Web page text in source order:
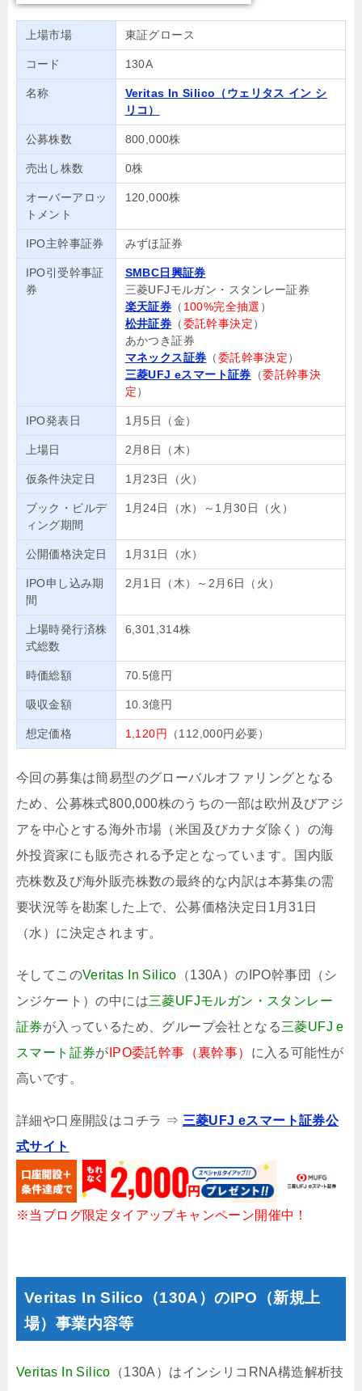
上場市場 東証グロース
コード 130A
名称
Veritas In Silico（ウェリタス イン シ
リコ）
公募株数 800,000株
売出し株数 0株
オーバーアロッ
トメント
120,000株
IPO主幹事証券 みずほ証券
IPO引受幹事証
券
SMBC日興証券
三菱UFJモルガン・スタンレー証券
楽天証券 （ 100%完全抽選 ）
松井証券 （委託幹事決定）
あかつき証券
マネックス証券 （委託幹事決定）
三菱UFJ eスマート証券 （委託幹事決
定）
IPO発表日 1月5日（金）
上場日 2月8日（木）
仮条件決定日 1月23日（火）
ブック・ビルデ
ィング期間
1月24日（水）～1月30日（火）
公開価格決定日 1月31日（水）
IPO申し込み期
間
2月1日（木）～2月6日（火）
上場時発行済株
式総数
6,301,314株
時価総額 70.5億円
吸収金額 10.3億円
想定価格 1,120円 （112,000円必要）
今回の募集は簡易型のグローバルオファリングとなる
ため、公募株式800,000株のうちの一部は欧州及びアジ
アを中心とする海外市場（米国及びカナダ除く）の海
外投資家にも販売される予定となっています。国内販
売株数及び海外販売株数の最終的な内訳は本募集の需
要状況等を勘案した上で、公募価格決定日1月31日
（水）に決定されます。
そしてこのVeritas In Silico （130A）のIPO幹事団（シ
ンジケート）の中には三菱UFJモルガン・スタンレー
証券が入っているため、グループ会社となる三菱UFJ e
スマート証券が IPO委託幹事（裏幹事） に入る可能性が
高いです。
詳細や口座開設はコチラ ⇒ 三菱UFJ eスマート証券公
式サイト
※当ブログ限定タイアップキャンペーン開催中！
Veritas In Silico（130A）のIPO（新規上
場）事業内容等
Veritas In Silico （130A）はインシリコRNA構造解析技